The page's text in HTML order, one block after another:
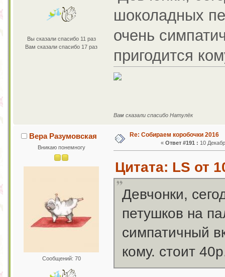
Вы сказали спасибо 11 раз
Вам сказали спасибо 17 раз
шоколадных
очень
пригодится
Вам сказали спасибо Натулёк
Вера Разумовская
Вникаю понемногу
Сообщений: 70
Re: Собираем коробочки 2016
« Ответ #191 : 10
Цитата: LS от
Девчонки,
петушков на
симпатичный
кому. стоит